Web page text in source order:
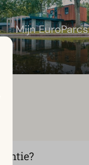
Mijn EuroParcs